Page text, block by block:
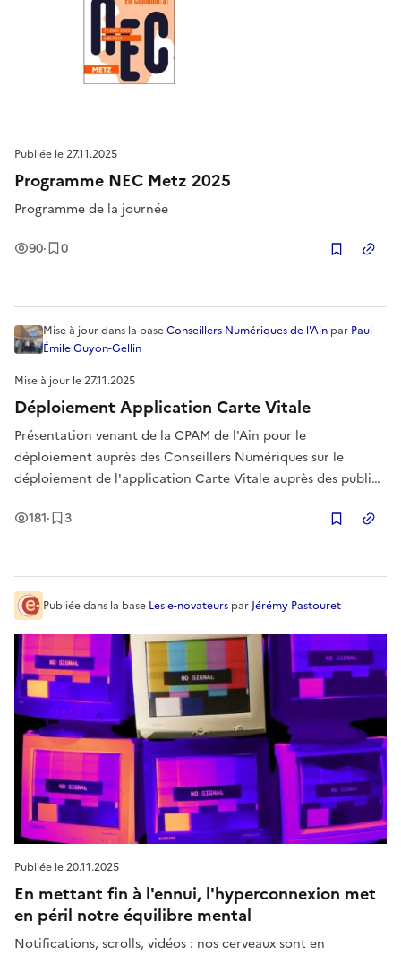
Publiée le27.11.2025
Programme NEC Metz 2025
Programme de la journée
90Vues
· 0Enregistrement
Mise à jour le27.11.2025
Déploiement Application Carte Vitale
Présentation venant de la CPAM de l'Ain pour le
déploiement auprès des Conseillers Numériques sur le
déploiement de l'application Carte Vitale auprès des publics
181Vues
· 3Enregistrement
Mise à jourdans la baseConseillers Numériques de l'Ain par Paul-
Émile Guyon-Gellin
Publiée le20.11.2025
En mettant fin à l'ennui, l'hyperconnexion met
en péril notre équilibre mental
Notifications, scrolls, vidéos : nos cerveaux sont en
Publiéedans la base Les e-novateurs parJérémy Pastouret